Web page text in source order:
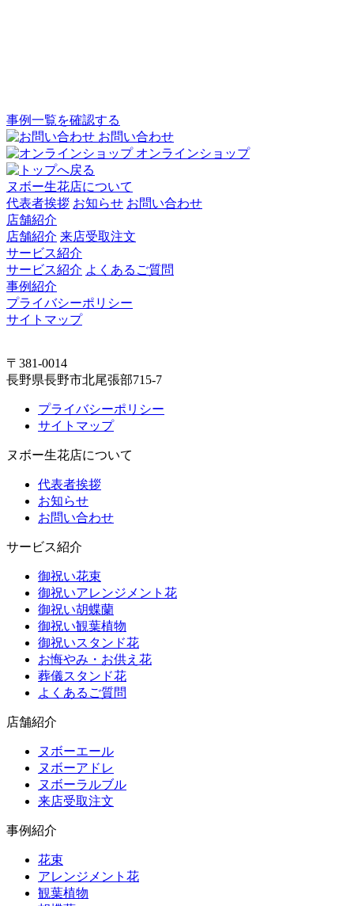
事例一覧を確認する
お問い合わせ
オンラインショップ
ヌボー生花店について
代表者挨拶 お知らせ お問い合わせ
店舗紹介
店舗紹介 来店受取注文
サービス紹介
サービス紹介 よくあるご質問
事例紹介
プライバシーポリシー
サイトマップ
〒381-0014
長野県長野市北尾張部715-7
プライバシーポリシー
サイトマップ
ヌボー生花店について
代表者挨拶
お知らせ
お問い合わせ
サービス紹介
御祝い花束
御祝いアレンジメント花
御祝い胡蝶蘭
御祝い観葉植物
御祝いスタンド花
お悔やみ・お供え花
葬儀スタンド花
よくあるご質問
店舗紹介
ヌボーエール
ヌボーアドレ
ヌボーラルブル
来店受取注文
事例紹介
花束
アレンジメント花
観葉植物